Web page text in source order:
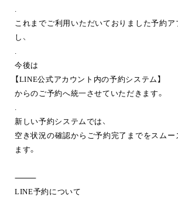
これまでご利用いただいておりました予約ア
し、
今後は
【LINE公式アカウント内の予約システム】
からのご予約へ統一させていただきます。
新しい予約システムでは、
空き状況の確認からご予約完了までをスムー
ます。
⸻
LINE予約について